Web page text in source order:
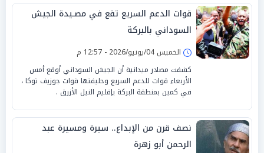
قوات الدعم السريع تقع في مصـيدة الجيش
السوداني بالبركة
الخميس 04/يونيو/2026 - 12:57 م
كشفت مصادر ميدانية أن الجيش السوداني أوقع أمس
الأربعاء قوات للدعم السريع وحليفتها قوات جوزيف توكا ،
في كمين بمنطقة البركة بإقليم النيل الأزرق .
نصف قرن من الإبداع.. سيرة ومسيرة عبد
الرحمن أبو زهرة